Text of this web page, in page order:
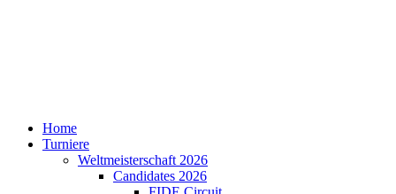
Home
Turniere
Weltmeisterschaft 2026
Candidates 2026